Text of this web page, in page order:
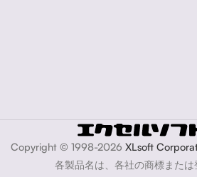
Copyright © 1998-2026 XLsoft
各製品名は、各社の商標または